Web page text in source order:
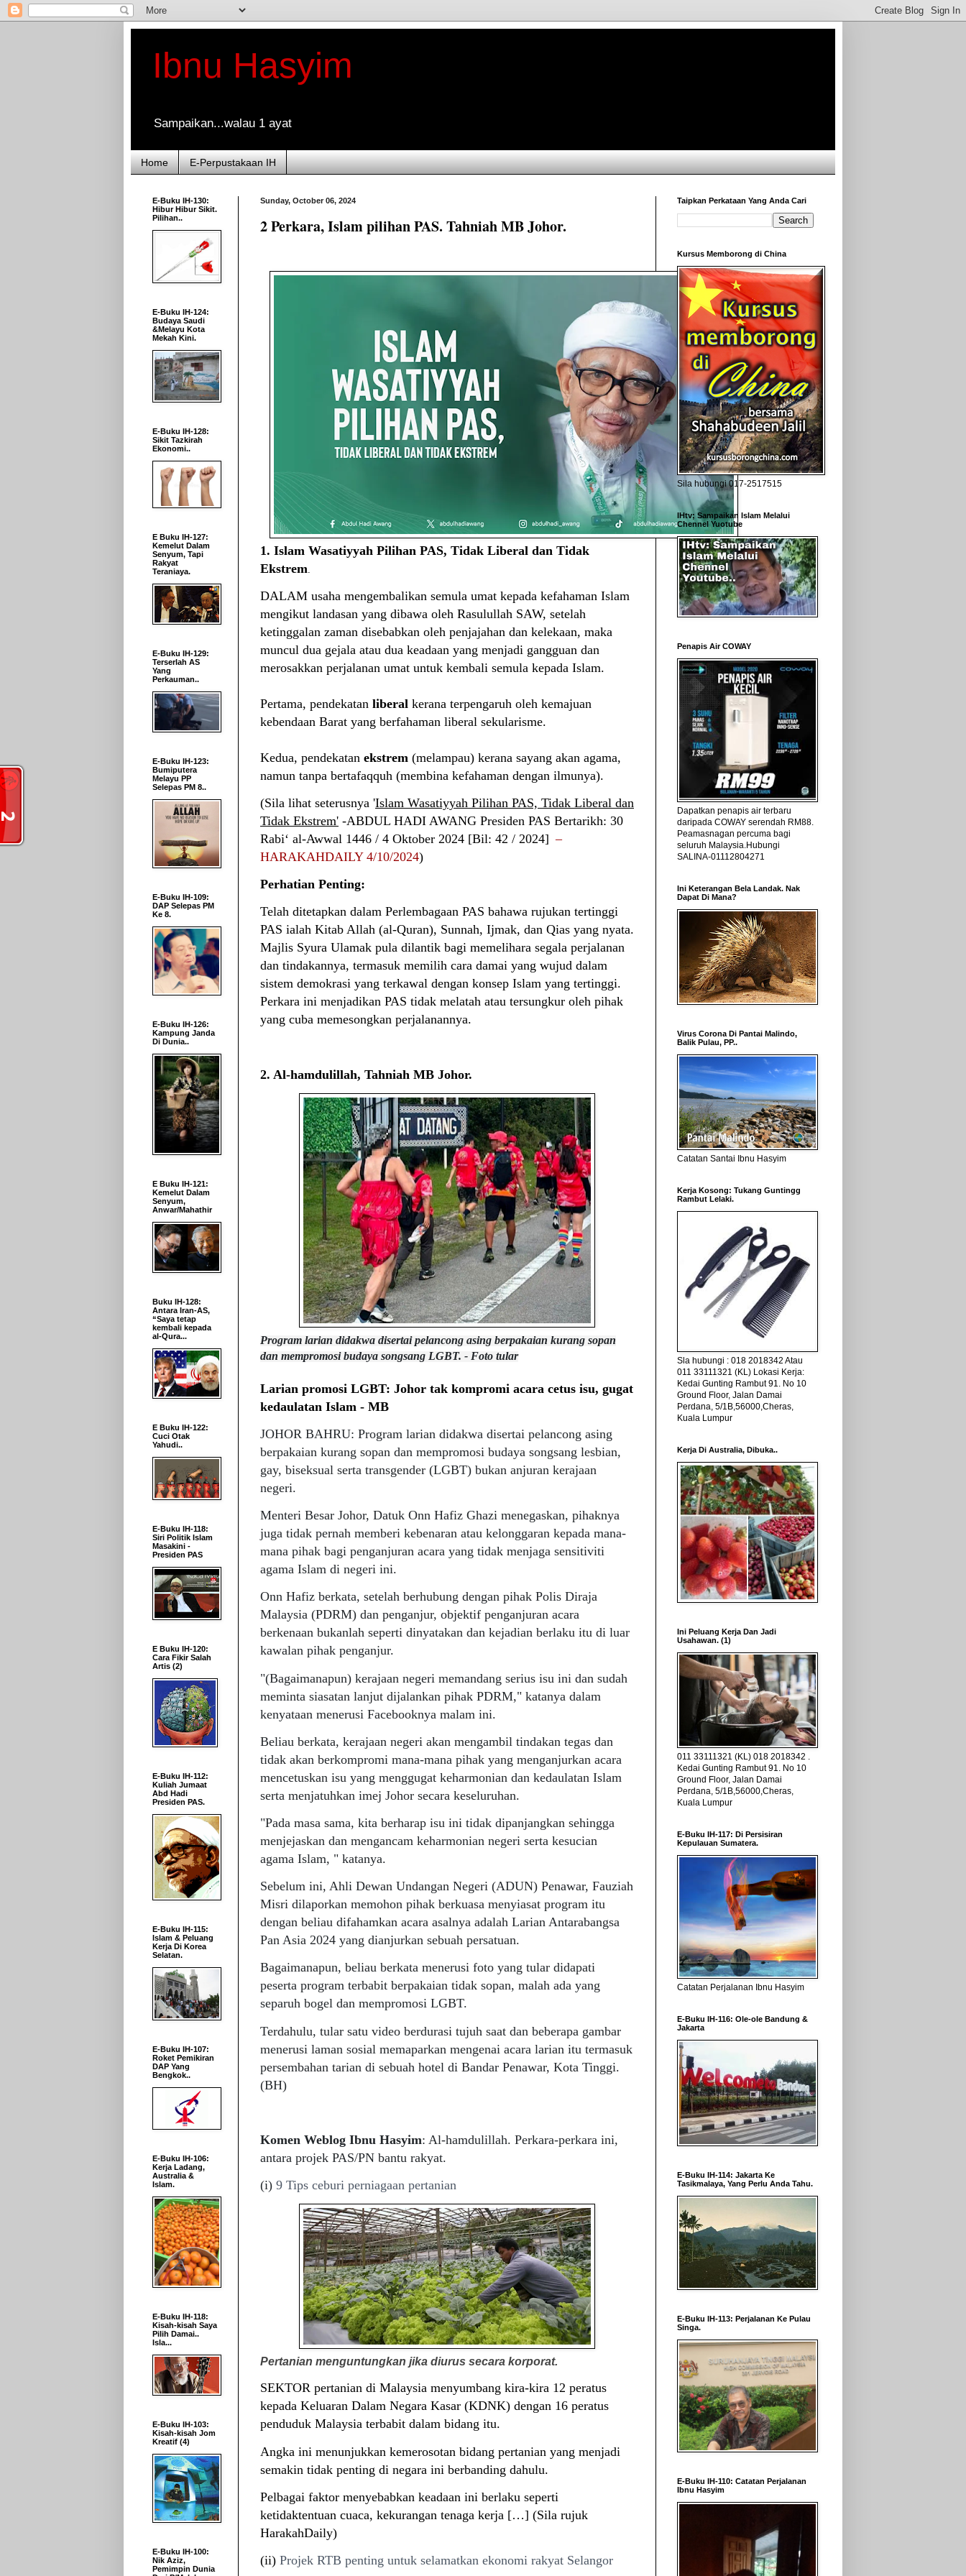
Ibnu Hasyim
Sampaikan...walau 1 ayat
Home E-Perpustakaan IH
Sunday, October 06, 2024
2 Perkara, Islam pilihan PAS. Tahniah MB Johor.
1. Islam Wasatiyyah Pilihan PAS, Tidak Liberal dan Tidak
Ekstrem
DALAM usaha mengembalikan semula umat kepada kefahaman Islam
mengikut landasan yang dibawa oleh Rasulullah SAW, setelah
ketinggalan zaman disebabkan oleh penjajahan dan kelekaan, maka
muncul dua gejala atau dua keadaan yang menjadi gangguan dan
merosakkan perjalanan umat untuk kembali semula kepada Islam.
Pertama, pendekatan liberal kerana terpengaruh oleh kemajuan
kebendaan Barat yang berfahaman liberal sekularisme.
Kedua, pendekatan ekstrem (melampau) kerana sayang akan agama,
namun tanpa bertafaqquh (membina kefahaman dengan ilmunya).
(Sila lihat seterusnya 'Islam Wasatiyyah Pilihan PAS, Tidak Liberal dan
Tidak Ekstrem' -ABDUL HADI AWANG Presiden PAS Bertarikh: 30
Rabi‘ al-Awwal 1446 / 4 Oktober 2024 [Bil: 42 / 2024]–
HARAKAHDAILY 4/10/2024)
Perhatian Penting:
Telah ditetapkan dalam Perlembagaan PAS bahawa rujukan tertinggi
PAS ialah Kitab Allah (al-Quran), Sunnah, Ijmak, dan Qias yang nyata.
Majlis Syura Ulamak pula dilantik bagi memelihara segala perjalanan
dan tindakannya, termasuk memilih cara damai yang wujud dalam
sistem demokrasi yang terkawal dengan konsep Islam yang tertinggi.
Perkara ini menjadikan PAS tidak melatah atau tersungkur oleh pihak
yang cuba memesongkan perjalanannya.
2. Al-hamdulillah, Tahniah MB Johor.
Program larian didakwa disertai pelancong asing berpakaian kurang sopan
dan mempromosi budaya songsang LGBT. - Foto tular
Larian promosi LGBT: Johor tak kompromi acara cetus isu, gugat
kedaulatan Islam - MB
JOHOR BAHRU: Program larian didakwa disertai pelancong asing
berpakaian kurang sopan dan mempromosi budaya songsang lesbian,
gay, biseksual serta transgender (LGBT) bukan anjuran kerajaan
negeri.
Menteri Besar Johor, Datuk Onn Hafiz Ghazi menegaskan, pihaknya
juga tidak pernah memberi kebenaran atau kelonggaran kepada mana-
mana pihak bagi penganjuran acara yang tidak menjaga sensitiviti
agama Islam di negeri ini.
Onn Hafiz berkata, setelah berhubung dengan pihak Polis Diraja
Malaysia (PDRM) dan penganjur, objektif penganjuran acara
berkenaan bukanlah seperti dinyatakan dan kejadian berlaku itu di luar
kawalan pihak penganjur.
"(Bagaimanapun) kerajaan negeri memandang serius isu ini dan sudah
meminta siasatan lanjut dijalankan pihak PDRM," katanya dalam
kenyataan menerusi Facebooknya malam ini.
Beliau berkata, kerajaan negeri akan mengambil tindakan tegas dan
tidak akan berkompromi mana-mana pihak yang menganjurkan acara
mencetuskan isu yang menggugat keharmonian dan kedaulatan Islam
serta menjatuhkan imej Johor secara keseluruhan.
"Pada masa sama, kita berharap isu ini tidak dipanjangkan sehingga
menjejaskan dan mengancam keharmonian negeri serta kesucian
agama Islam, " katanya.
Sebelum ini, Ahli Dewan Undangan Negeri (ADUN) Penawar, Fauziah
Misri dilaporkan memohon pihak berkuasa menyiasat program itu
dengan beliau difahamkan acara asalnya adalah Larian Antarabangsa
Pan Asia 2024 yang dianjurkan sebuah persatuan.
Bagaimanapun, beliau berkata menerusi foto yang tular didapati
peserta program terbabit berpakaian tidak sopan, malah ada yang
separuh bogel dan mempromosi LGBT.
Terdahulu, tular satu video berdurasi tujuh saat dan beberapa gambar
menerusi laman sosial memaparkan mengenai acara larian itu termasuk
persembahan tarian di sebuah hotel di Bandar Penawar, Kota Tinggi.
(BH)
Komen Weblog Ibnu Hasyim: Al-hamdulillah. Perkara-perkara ini,
antara projek PAS/PN bantu rakyat.
(i) 9 Tips ceburi perniagaan pertanian
Pertanian menguntungkan jika diurus secara korporat.
SEKTOR pertanian di Malaysia menyumbang kira-kira 12 peratus
kepada Keluaran Dalam Negara Kasar (KDNK) dengan 16 peratus
penduduk Malaysia terbabit dalam bidang itu.
Angka ini menunjukkan kemerosotan bidang pertanian yang menjadi
semakin tidak penting di negara ini berbanding dahulu.
Pelbagai faktor menyebabkan keadaan ini berlaku seperti
ketidaktentuan cuaca, kekurangan tenaga kerja […] (Sila rujuk
HarakahDaily)
(ii) Projek RTB penting untuk selamatkan ekonomi rakyat Selangor
E-Buku IH-130:
Hibur Hibur Sikit.
Pilihan..
E-Buku IH-124:
Budaya Saudi
&Melayu Kota
Mekah Kini.
E-Buku IH-128:
Sikit Tazkirah
Ekonomi..
E Buku IH-127:
Kemelut Dalam
Senyum, Tapi
Rakyat
Teraniaya.
E-Buku IH-129:
Terserlah AS
Yang
Perkauman..
E-Buku IH-123:
Bumiputera
Melayu PP
Selepas PM 8..
E-Buku IH-109:
DAP Selepas PM
Ke 8.
E-Buku IH-126:
Kampung Janda
Di Dunia..
E Buku IH-121:
Kemelut Dalam
Senyum,
Anwar/Mahathir
Buku IH-128:
Antara Iran-AS,
“Saya tetap
kembali kepada
al-Qura...
E Buku IH-122:
Cuci Otak
Yahudi..
E-Buku IH-118:
Siri Politik Islam
Masakini -
Presiden PAS
E Buku IH-120:
Cara Fikir Salah
Artis (2)
E-Buku IH-112:
Kuliah Jumaat
Abd Hadi
Presiden PAS.
E-Buku IH-115:
Islam & Peluang
Kerja Di Korea
Selatan.
E-Buku IH-107:
Roket Pemikiran
DAP Yang
Bengkok..
E-Buku IH-106:
Kerja Ladang,
Australia &
Islam.
E-Buku IH-118:
Kisah-kisah Saya
Pilih Damai..
Isla...
E-Buku IH-103:
Kisah-kisah Jom
Kreatif (4)
E-Buku IH-100:
Nik Aziz,
Pemimpin Dunia
Taipkan Perkataan Yang Anda Cari
Kursus Memborong di China
Sila hubungi 017-2517515
IHtv; Sampaikan Islam Melalui
Chennel Yuotube
Penapis Air COWAY
Dapatkan penapis air terbaru
daripada COWAY serendah RM88.
Peamasnagan percuma bagi
seluruh Malaysia.Hubungi
SALINA-01112804271
Ini Keterangan Bela Landak. Nak
Dapat Di Mana?
Virus Corona Di Pantai Malindo,
Balik Pulau, PP..
Catatan Santai Ibnu Hasyim
Kerja Kosong: Tukang Guntingg
Rambut Lelaki.
Sla hubungi : 018 2018342 Atau
011 33111321 (KL) Lokasi Kerja:
Kedai Gunting Rambut 91. No 10
Ground Floor, Jalan Damai
Perdana, 5/1B,56000,Cheras,
Kuala Lumpur
Kerja Di Australia, Dibuka..
Ini Peluang Kerja Dan Jadi
Usahawan. (1)
011 33111321 (KL) 018 2018342 .
Kedai Gunting Rambut 91. No 10
Ground Floor, Jalan Damai
Perdana, 5/1B,56000,Cheras,
Kuala Lumpur
E-Buku IH-117: Di Persisiran
Kepulauan Sumatera.
Catatan Perjalanan Ibnu Hasyim
E-Buku IH-116: Ole-ole Bandung &
Jakarta
E-Buku IH-114: Jakarta Ke
Tasikmalaya, Yang Perlu Anda Tahu.
E-Buku IH-113: Perjalanan Ke Pulau
Singa.
E-Buku IH-110: Catatan Perjalanan
Ibnu Hasyim